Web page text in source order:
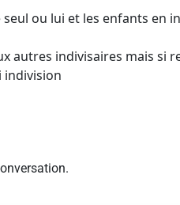
ou lui et les enfants en
autres indivisaires mais si
indivision